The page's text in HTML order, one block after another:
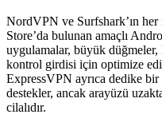
NordVPN ve Surfshark’ın
Store’da bulunan amaçlı
uygulamalar, büyük
kontrol girdisi için optimize
ExpressVPN ayrıca dedike
destekler, ancak arayüzü
cilalıdır.